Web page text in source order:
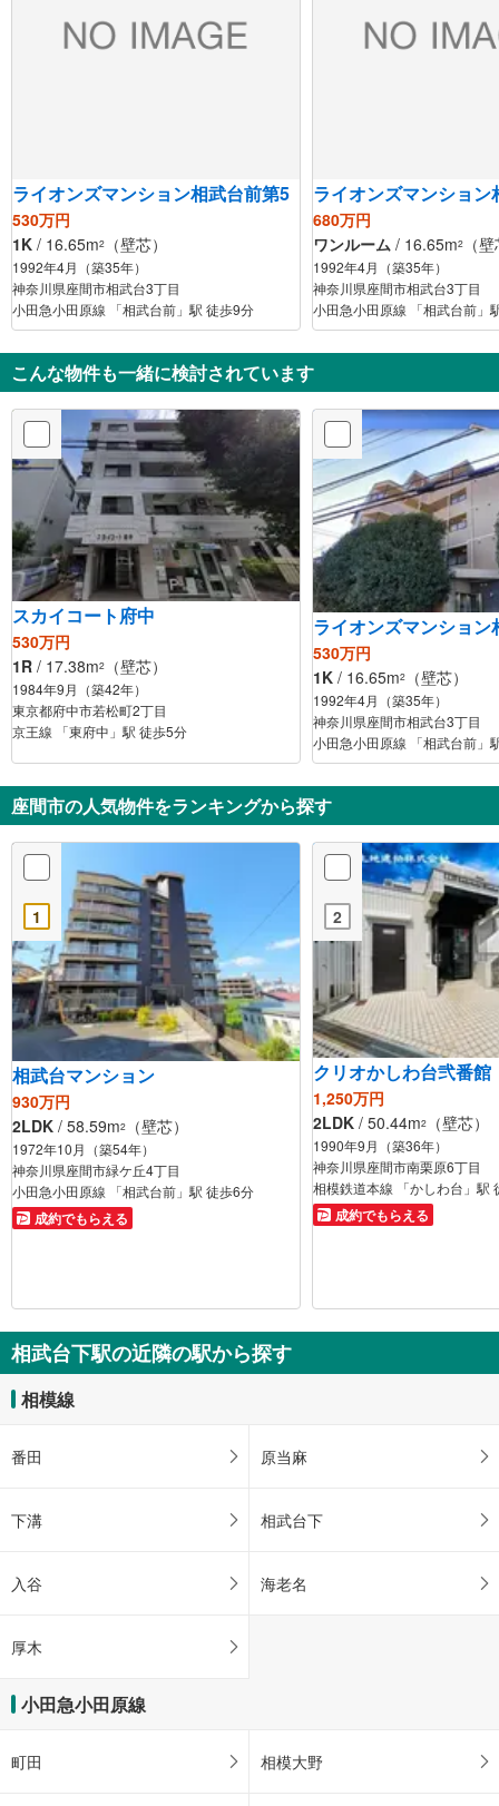
ライオンズマンション相武台前第5
530万円
1K / 16.65m2 （壁芯）
1992年4月（築35年）
神奈川県座間市相武台3丁目
小田急小田原線 「相武台前」駅 徒歩9分
ライオンズマンション
680万円
ワンルーム / 16.65m2 （
1992年4月（築35年）
神奈川県座間市相武台3丁目
小田急小田原線 「相武台前」
こんな物件も一緒に検討されています
スカイコート府中
530万円
1R / 17.38m2 （壁芯）
1984年9月（築42年）
東京都府中市若松町2丁目
京王線 「東府中」駅 徒歩5分
ライオンズマンション
530万円
1K / 16.65m2 （壁芯）
1992年4月（築35年）
神奈川県座間市相武台3丁目
小田急小田原線 「相武台前」
座間市の人気物件をランキングから探す
1
相武台マンション
930万円
2LDK / 58.59m2 （壁芯）
1972年10月（築54年）
神奈川県座間市緑ケ丘4丁目
小田急小田原線 「相武台前」駅 徒歩6分
成約でもらえる
2
クリオかしわ台弐番館
1,250万円
2LDK / 50.44m2 （壁芯）
1990年9月（築36年）
神奈川県座間市南栗原6丁目
相模鉄道本線 「かしわ台」駅
成約でもらえる
相武台下駅の近隣の駅から探す
相模線
番田 原当麻
下溝 相武台下
入谷 海老名
厚木
小田急小田原線
町田 相模大野